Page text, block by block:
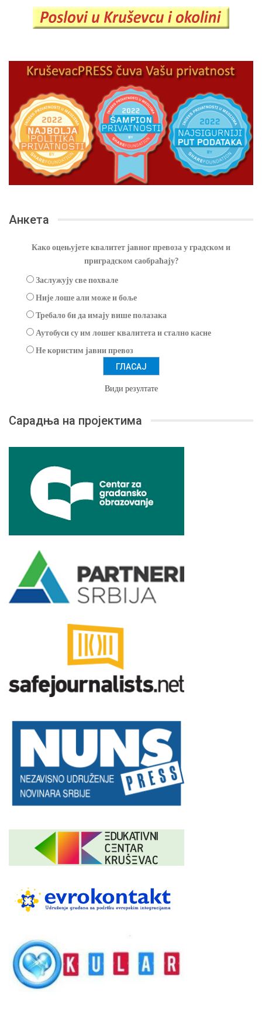
Анкета
Како оцењујете квалитет јавног превоза у градском и
приградском саобраћају?
Заслужују све похвале
Није лоше али може и боље
Требало би да имају више полазака
Аутобуси су им лошег квалитета и стално касне
Не користим јавни превоз
Види резултате
Сарадња на пројектима